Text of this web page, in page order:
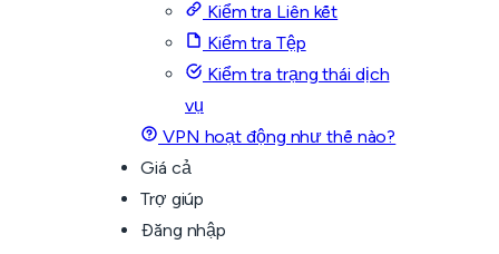
Kiểm tra Liên kết
Kiểm tra Tệp
Kiểm tra trạng thái dịch
vụ
VPN hoạt động như thế nào?
Giá cả
Trợ giúp
Đăng nhập